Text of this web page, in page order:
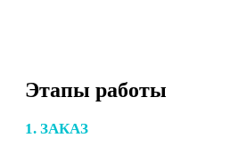
Этапы работы
1. ЗАКАЗ